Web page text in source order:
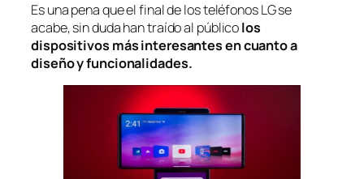
Es una pena que el final de los teléfonos LG se
acabe, sin duda han traído al públicolos
dispositivos más interesantes en cuanto a
diseño y funcionalidades.